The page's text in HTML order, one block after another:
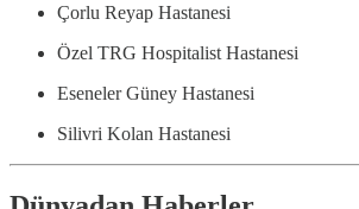
Çorlu Reyap Hastanesi
Özel TRG Hospitalist Hastanesi
Eseneler Güney Hastanesi
Silivri Kolan Hastanesi